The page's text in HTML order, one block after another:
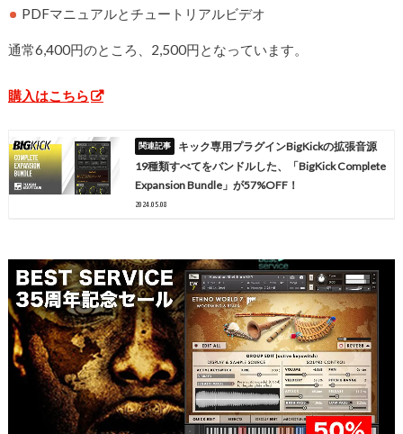
PDFマニュアルとチュートリアルビデオ
通常6,400円のところ、2,500円となっています。
購入はこちら
キック専用プラグインBigKickの拡張音源
19種類すべてをバンドルした、「BigKick Complete
Expansion Bundle」が57%OFF！
2024.05.08